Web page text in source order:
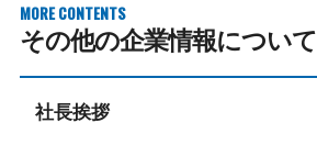
MORE CONTENTS
その他の企業情報について
社長挨拶